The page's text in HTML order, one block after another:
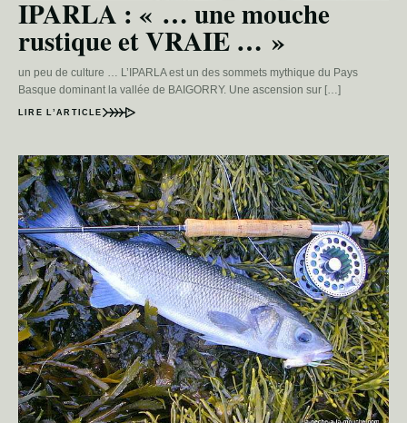
IPARLA : « … une mouche
rustique et VRAIE … »
un peu de culture … L’IPARLA est un des sommets mythique du Pays
Basque dominant la vallée de BAIGORRY. Une ascension sur […]
LIRE L’ARTICLE